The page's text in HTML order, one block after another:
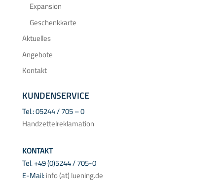
Expansion
Geschenkkarte
Aktuelles
Angebote
Kontakt
KUNDENSERVICE
Tel.: 05244 / 705 – 0
Handzettelreklamation
KONTAKT
Tel. +49 (0)5244 / 705-0
E-Mail:info (at) luening.de